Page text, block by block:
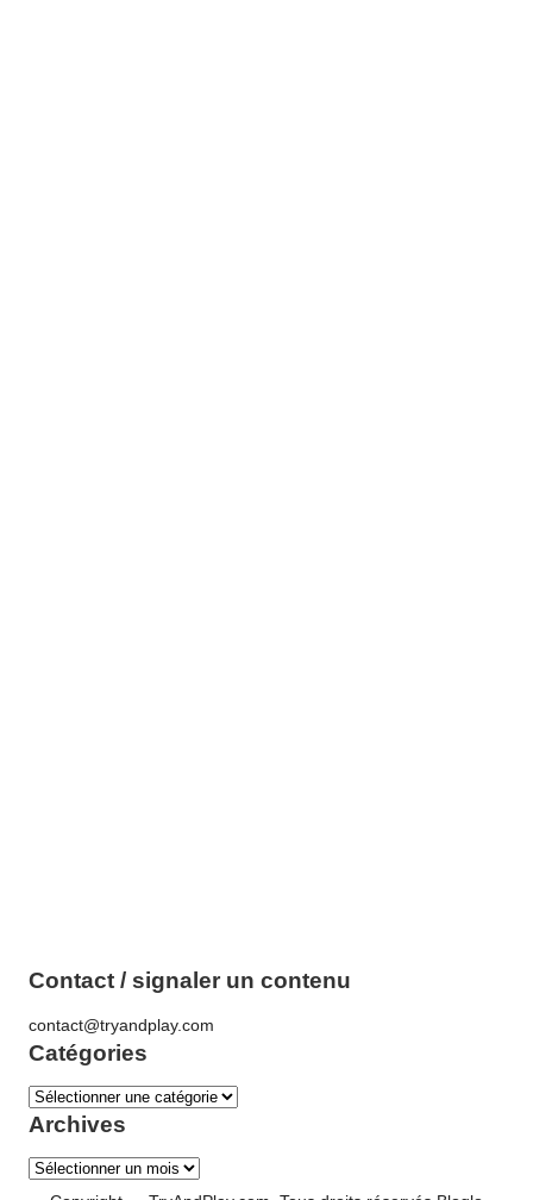
Contact / signaler un contenu
contact@tryandplay.com
Catégories
Catégories
Archives
Archives